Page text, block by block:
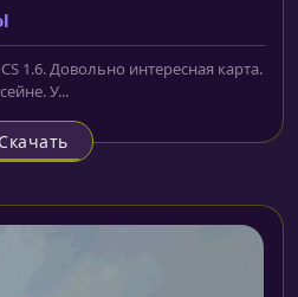
1.6. Довольно интересная карта.
У...
Скачать